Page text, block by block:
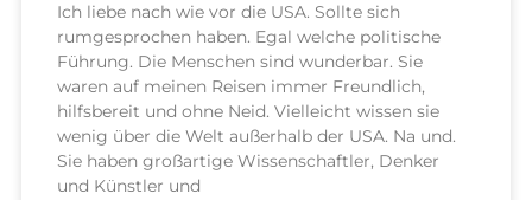
Ich liebe nach wie vor die USA. Sollte sich
rumgesprochen haben. Egal welche politische
Führung. Die Menschen sind wunderbar. Sie
waren auf meinen Reisen immer Freundlich,
hilfsbereit und ohne Neid. Vielleicht wissen sie
wenig über die Welt außerhalb der USA. Na und.
Sie haben großartige Wissenschaftler, Denker
und Künstler und